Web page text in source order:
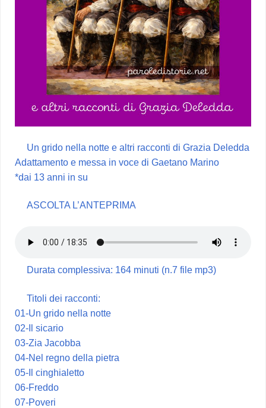
Un grido nella notte e altri racconti di Grazia Deledda
Adattamento e messa in voce di Gaetano Marino
*dai 13 anni in su
ASCOLTA L’ANTEPRIMA
Durata complessiva: 164 minuti (n.7 file mp3)
Titoli dei racconti:
01-Un grido nella notte
02-Il sicario
03-Zia Jacobba
04-Nel regno della pietra
05-Il cinghialetto
06-Freddo
07-Poveri